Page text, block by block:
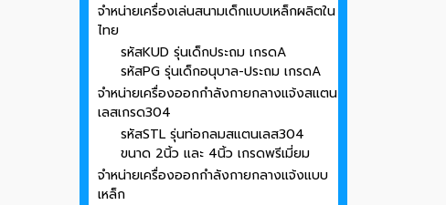
จำหน่ายเครื่องเล่นสนามเด็กแบบเหล็กผลิตใน
ไทย
รหัสKUD รุ่นเด็กประถม เกรดA
รหัสPG รุ่นเด็กอนุบาล-ประถม เกรดA
จำหน่ายเครื่องออกกำลังกายกลางแจ้งสแตน
เลสเกรด304
รหัสSTL รุ่นท่อกลมสแตนเลส304
ขนาด 2นิ้ว และ 4นิ้ว เกรดพรีเมี่ยม
จำหน่ายเครื่องออกกำลังกายกลางแจ้งแบบ
เหล็ก